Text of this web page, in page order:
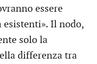
essere
esistenti». Il nodo,
solo la
differenza tra